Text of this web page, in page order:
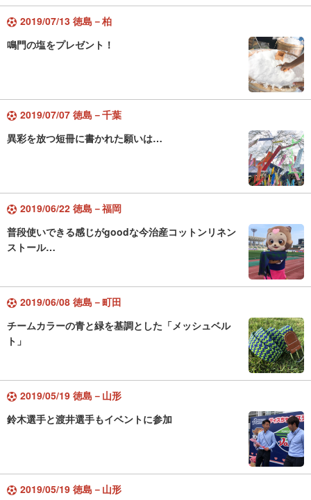
2019/07/13 徳島－柏
鳴門の塩をプレゼント！
2019/07/07 徳島－千葉
異彩を放つ短冊に書かれた願いは…
2019/06/22 徳島－福岡
普段使いできる感じがgoodな今治産コットンリネン
ストール…
2019/06/08 徳島－町田
チームカラーの青と緑を基調とした「メッシュベル
ト」
2019/05/19 徳島－山形
鈴木選手と渡井選手もイベントに参加
2019/05/19 徳島－山形